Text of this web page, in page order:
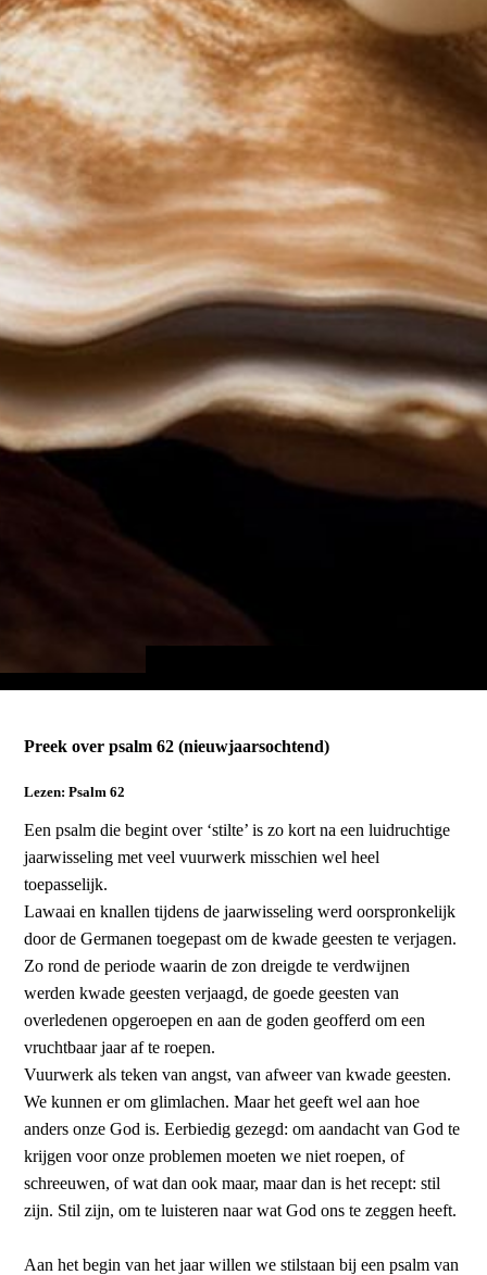
Preek over psalm 62 (nieuwjaarsochtend)
Lezen: Psalm 62
Een psalm die begint over ‘stilte’ is zo kort na een luidruchtige
jaarwisseling met veel vuurwerk misschien wel heel
toepasselijk.
Lawaai en knallen tijdens de jaarwisseling werd oorspronkelijk
door de Germanen toegepast om de kwade geesten te verjagen.
Zo rond de periode waarin de zon dreigde te verdwijnen
werden kwade geesten verjaagd, de goede geesten van
overledenen opgeroepen en aan de goden geofferd om een
vruchtbaar jaar af te roepen.
Vuurwerk als teken van angst, van afweer van kwade geesten.
We kunnen er om glimlachen. Maar het geeft wel aan hoe
anders onze God is. Eerbiedig gezegd: om aandacht van God te
krijgen voor onze problemen moeten we niet roepen, of
schreeuwen, of wat dan ook maar, maar dan is het recept: stil
zijn. Stil zijn, om te luisteren naar wat God ons te zeggen heeft.
Aan het begin van het jaar willen we stilstaan bij een psalm van